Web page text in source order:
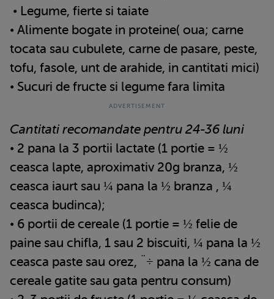
• Legume, fierte si taiate
• Alimente bogate in proteine( oua; carne
tocata sau cubulete, carne de pasare, peste,
tofu, fasole, unt de arahide, in cantitati mici)
• Sucuri de fructe si legume fara limita
Cantitati recomandate pentru 24-36 luni
• 2 pana la 3 portii lactate (1 portie = ½
ceasca lapte, aproximativ 20g branza, ½
ceasca iaurt sau ¼ pana la ½ branza , ¼
ceasca budinca);
• 6 portii de cereale (1 portie = ½ felie de
paine sau chifla, 1 sau 2 biscuiti, ¼ pana la ½
ceasca paste sau orez, ¨÷ pana la ½ cana de
cereale gatite sau gata pentru consum)